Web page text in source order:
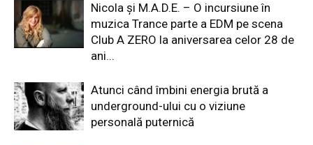
Nicola și M.A.D.E. – O incursiune în
muzica Trance parte a EDM pe scena
Club A ZERO la aniversarea celor 28 de
ani...
Atunci când îmbini energia brută a
underground-ului cu o viziune
personală puternică